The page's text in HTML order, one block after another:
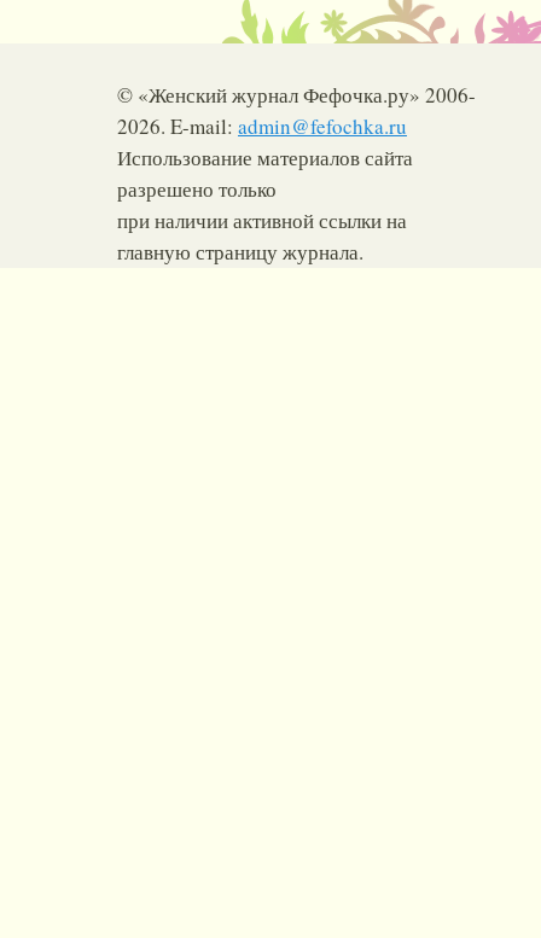
© «Женский журнал Фефочка.ру» 2006-
2026. E-mail: admin@fefochka.ru
Использование материалов сайта
разрешено только
при наличии активной ссылки на
главную страницу журнала.